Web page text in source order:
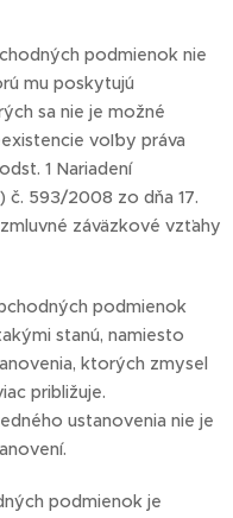
podmienok nie
mu poskytujú
sa nie je možné
voľby práva
1 Nariadení
č. 593/2008 zo dňa 17.
záväzkové vzťahy
podmienok
stanú, namiesto
ktorých zmysel
približuje.
ustanovenia nie je
podmienok je